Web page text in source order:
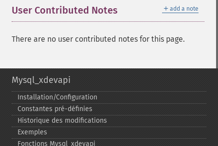
＋ add a note
User Contributed Notes
There are no user contributed notes for this page.
Mysql_xdevapi
Installation/Configuration
Constantes pré-​définies
Historique des modifications
Exemples
Fonctions Mysql_​xdevapi